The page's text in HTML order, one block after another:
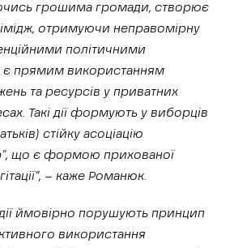
грошима громади, створює
отримуючи неправомірну
політичними
є прямим використанням
та ресурсів у приватних
Такі дії формують у виборців
стійку асоціацію
що є формою прихованої
– каже Романюк.
дії ймовірно порушують принцип
використання